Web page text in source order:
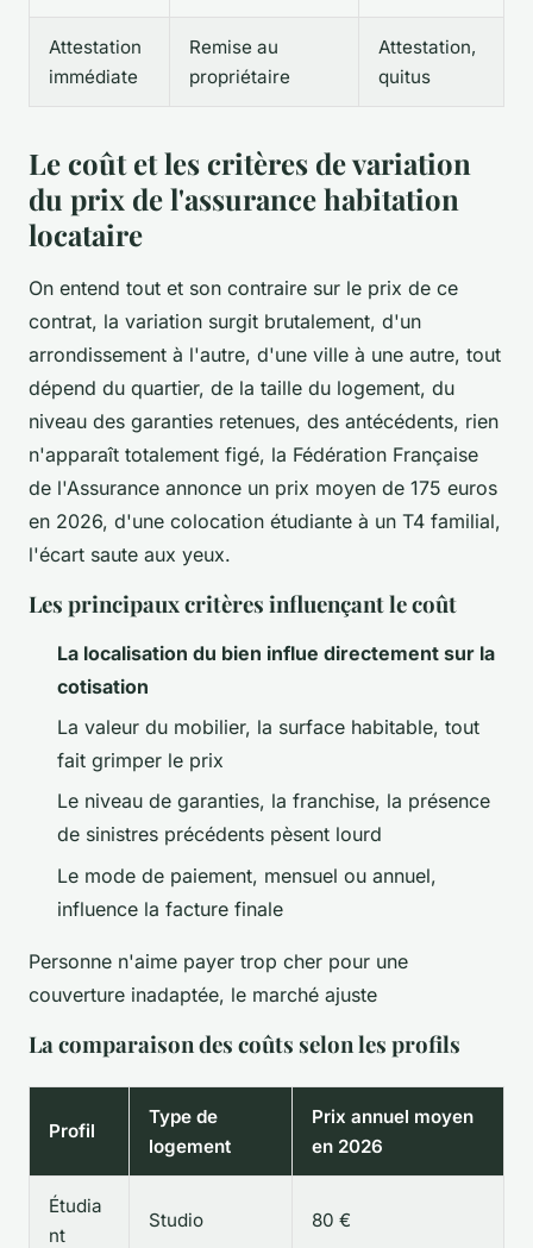
Attestation
immédiate
Remise au
propriétaire
Attestation,
quitus
Le coût et les critères de variation
du prix de l'assurance habitation
locataire
On entend tout et son contraire sur le prix de ce
contrat, la variation surgit brutalement, d'un
arrondissement à l'autre, d'une ville à une autre, tout
dépend du quartier, de la taille du logement, du
niveau des garanties retenues, des antécédents, rien
n'apparaît totalement figé, la Fédération Française
de l'Assurance annonce un prix moyen de 175 euros
en 2026, d'une colocation étudiante à un T4 familial,
l'écart saute aux yeux.
Les principaux critères influençant le coût
La localisation du bien influe directement sur la
cotisation
La valeur du mobilier, la surface habitable, tout
fait grimper le prix
Le niveau de garanties, la franchise, la présence
de sinistres précédents pèsent lourd
Le mode de paiement, mensuel ou annuel,
influence la facture finale
Personne n'aime payer trop cher pour une
couverture inadaptée, le marché ajuste
La comparaison des coûts selon les profils
Profil
Type de
logement
Prix annuel moyen
en 2026
Étudia
nt
Studio 80 €